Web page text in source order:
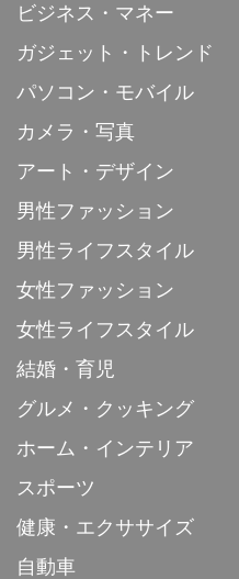
ビジネス・マネー
ガジェット・トレンド
パソコン・モバイル
カメラ・写真
アート・デザイン
男性ファッション
男性ライフスタイル
女性ファッション
女性ライフスタイル
結婚・育児
グルメ・クッキング
ホーム・インテリア
スポーツ
健康・エクササイズ
自動車